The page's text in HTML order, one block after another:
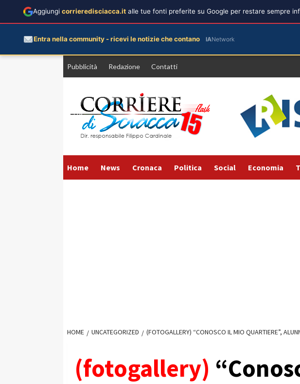
Pubblicità Redazione Contatti
Home News Cronaca Politica Social Economia
HOME UNCATEGORIZED (FOTOGALLERY) “CONOSCO IL MIO QUARTIERE”,
(fotogallery)
Aggiungi corrieredisciacca.it alle tue fonti preferite su Google per restare sempre
Entra nella community - ricevi le notizie che contano IANetwork